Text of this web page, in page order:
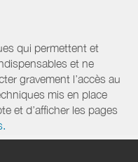
qui permettent et
et ne
gravement l’accès au
mis en place
et d’afficher les pages